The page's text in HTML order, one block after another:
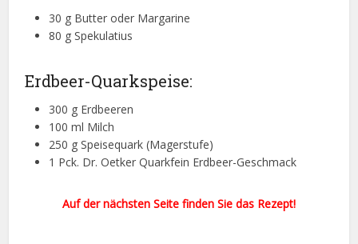
30 g Butter oder Margarine
80 g Spekulatius
Erdbeer-Quarkspeise:
300 g Erdbeeren
100 ml Milch
250 g Speisequark (Magerstufe)
1 Pck. Dr. Oetker Quarkfein Erdbeer-Geschmack
Auf der nächsten Seite finden Sie das Rezept!